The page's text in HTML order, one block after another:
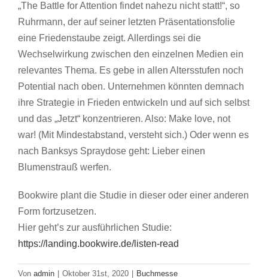
„The Battle for Attention findet nahezu nicht statt!“, so
Ruhrmann, der auf seiner letzten Präsentationsfolie
eine Friedenstaube zeigt. Allerdings sei die
Wechselwirkung zwischen den einzelnen Medien ein
relevantes Thema. Es gebe in allen Altersstufen noch
Potential nach oben. Unternehmen könnten demnach
ihre Strategie in Frieden entwickeln und auf sich selbst
und das „Jetzt“ konzentrieren. Also: Make love, not
war! (Mit Mindestabstand, versteht sich.) Oder wenn es
nach Banksys Spraydose geht: Lieber einen
Blumenstrauß werfen.
Bookwire plant die Studie in dieser oder einer anderen
Form fortzusetzen.
Hier geht’s zur ausführlichen Studie:
https://landing.bookwire.de/listen-read
Von admin Oktober 31st, 2020
Buchmesse